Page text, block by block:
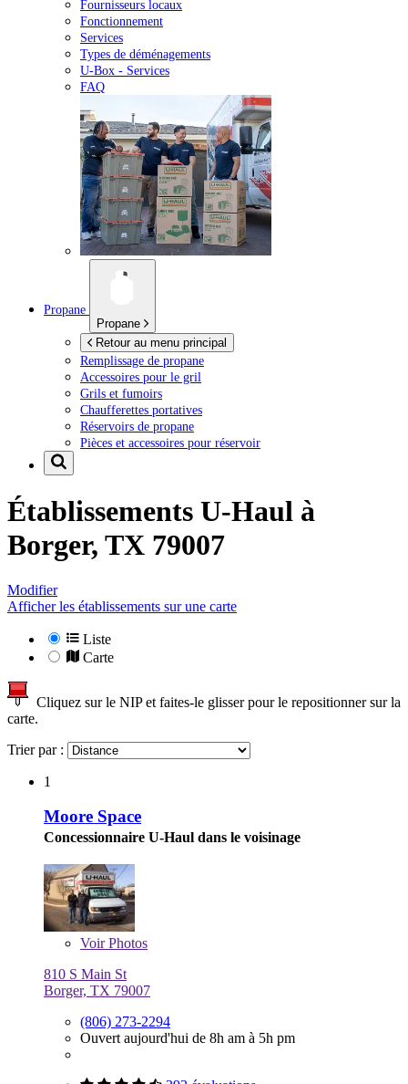
Fournisseurs locaux
Fonctionnement
Services
Types de déménagements
U-Box - Services
FAQ
Propane
Propane
Retour au menu principal
Remplissage de propane
Accessoires pour le gril
Grils et fumoirs
Chaufferettes portatives
Réservoirs de propane
Pièces et accessoires pour réservoir
Établissements U-Haul à
Borger, TX 79007
Modifier
Afficher les établissements sur une carte
Liste
Carte
Cliquez sur le NIP et faites-le glisser pour le repositionner sur la
carte.
Trier par :
1
Moore Space
Concessionnaire U-Haul dans le voisinage
VoirPhotos
810 S Main St
Borger, TX 79007
(806) 273-2294
Ouvert aujourd'hui de 8h am à 5h pm